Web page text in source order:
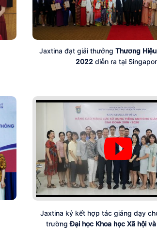
Jaxtina đạt giải thưởngThương
2022 diễn ra tại
Jaxtina ký kết hợp tác giảng dạy
trườngĐại học Khoa học Xã hội